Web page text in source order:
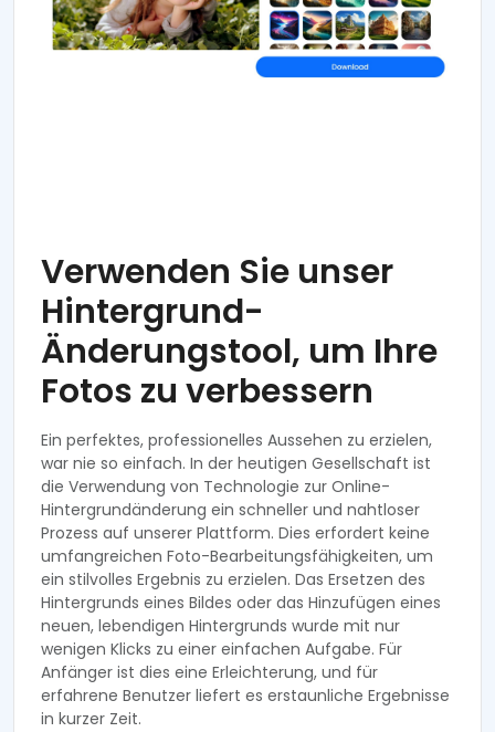
Verwenden Sie unser
Hintergrund-
Änderungstool, um Ihre
Fotos zu verbessern
Ein perfektes, professionelles Aussehen zu erzielen,
war nie so einfach. In der heutigen Gesellschaft ist
die Verwendung von Technologie zur Online-
Hintergrundänderung ein schneller und nahtloser
Prozess auf unserer Plattform. Dies erfordert keine
umfangreichen Foto-Bearbeitungsfähigkeiten, um
ein stilvolles Ergebnis zu erzielen. Das Ersetzen des
Hintergrunds eines Bildes oder das Hinzufügen eines
neuen, lebendigen Hintergrunds wurde mit nur
wenigen Klicks zu einer einfachen Aufgabe. Für
Anfänger ist dies eine Erleichterung, und für
erfahrene Benutzer liefert es erstaunliche Ergebnisse
in kurzer Zeit.